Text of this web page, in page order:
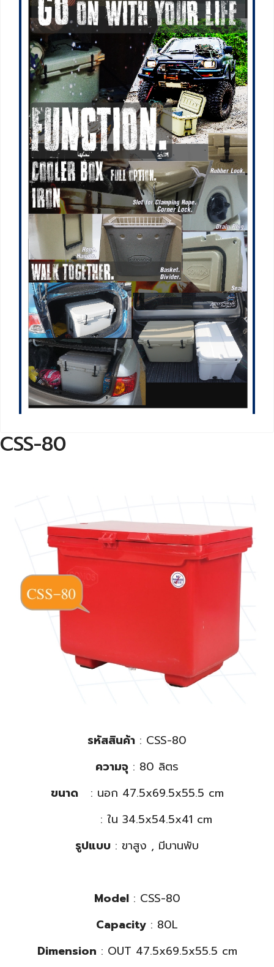
CSS-80
รหัสสินค้า : CSS-80
ความจุ : 80 ลิตร
ขนาด
: นอก 47.5x69.5x55.5 cm
: ใน 34.5x54.5x41 cm
รูปแบบ : ขาสูง , มีบานพับ
Model: CSS-80
Capacity : 80L
Dimension : OUT 47.5x69.5x55.5 cm